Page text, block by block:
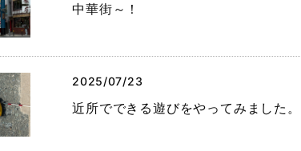
中華街～！
2025/07/23
近所でできる遊びをやってみました。